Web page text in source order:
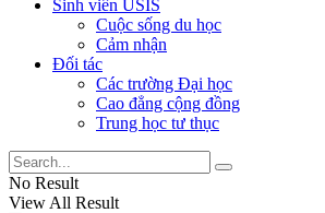
Sinh viên USIS
Cuộc sống du học
Cảm nhận
Đối tác
Các trường Đại học
Cao đẳng cộng đồng
Trung học tư thục
No Result
View All Result